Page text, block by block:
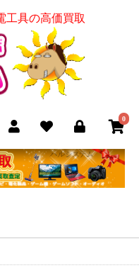
工具の高価買取
0